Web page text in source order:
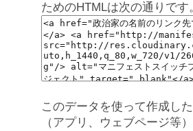
ためのHTMLは次の通りです
このデータを使って作成し
（アプリ、ウェブページ等）